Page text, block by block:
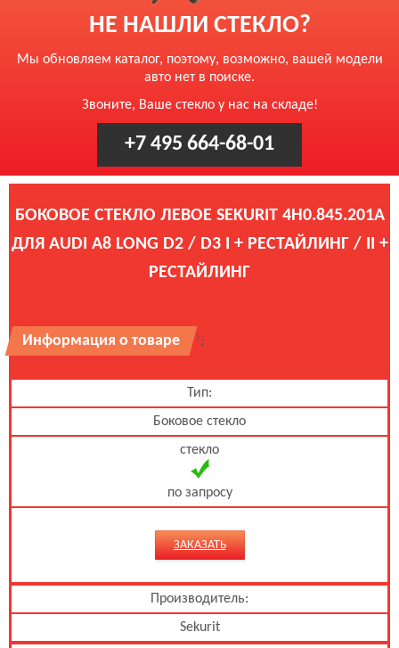
НЕ НАШЛИ СТЕКЛО?
Мы обновляем каталог, поэтому, возможно, вашей модели
авто нет в поиске.
Звоните, Ваше стекло у нас на складе!
+7 495 664-68-01
БОКОВОЕ СТЕКЛО ЛЕВОЕ SEKURIT 4H0.845.201A
ДЛЯ AUDI A8 LONG D2 / D3 I + РЕСТАЙЛИНГ / II +
РЕСТАЙЛИНГ
Информация о товаре ';
Тип:
Боковое стекло
стекло
по запросу
ЗАКАЗАТЬ
Производитель:
Sekurit